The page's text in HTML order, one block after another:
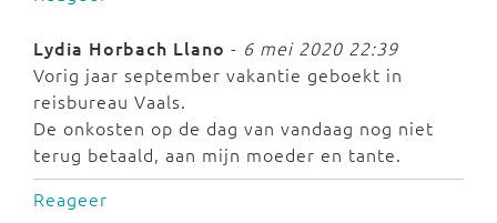
Lydia Horbach Llano - 6 mei 2020 22:39
Vorig jaar september vakantie geboekt in
reisbureau Vaals.
De onkosten op de dag van vandaag nog niet
terug betaald, aan mijn moeder en tante.
Reageer